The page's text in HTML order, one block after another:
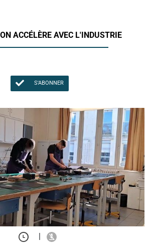
ACCÉLÈRE AVEC L'INDUSTRIE
S'ABONNER